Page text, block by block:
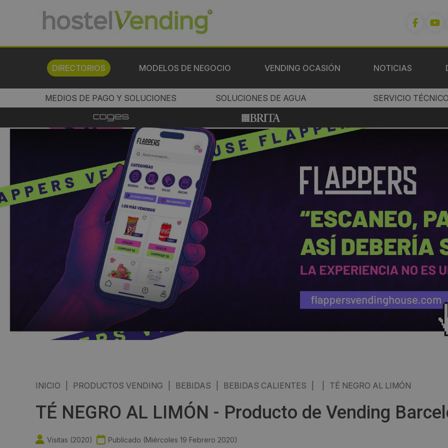
DIRECTORIOS MODELOS DE NEGOCIO VENDING OCASIÓN NOTICIAS
MEDIOS DE PAGO Y SOLUCIONES SOLUCIONES DE AGUA SERVICIO
INICIO PRODUCTOS VENDING BEBIDAS BEBIDAS CALIENTES TÉ NEGRO AL LIMÓN
TÉ NEGRO AL LIMÓN - Producto de Vending
Visitas (2020) Publicado (Miércoles 19 Febrero 2020)